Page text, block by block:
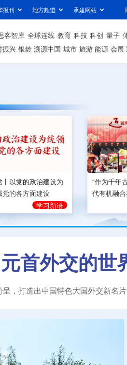
报刊 地方频道 承建网站
客智库 全球连线 教育 科技 科创 量子
振兴 银龄 溯源中国 城市 旅游 能源 会展
丨以党的政治建设为
党的各方面建设
学习新语
“作为千年
代有机融
首外交的世
，打造出中国特色大国外交新名